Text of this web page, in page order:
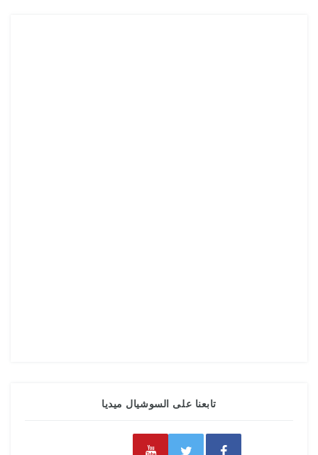
تابعنا على السوشيال ميديا